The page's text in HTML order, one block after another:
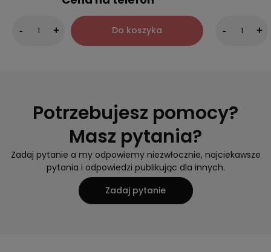
- + Do koszyka - +
Potrzebujesz pomocy?
Masz pytania?
Zadaj pytanie a my odpowiemy niezwłocznie, najciekawsze
pytania i odpowiedzi publikując dla innych.
Zadaj pytanie